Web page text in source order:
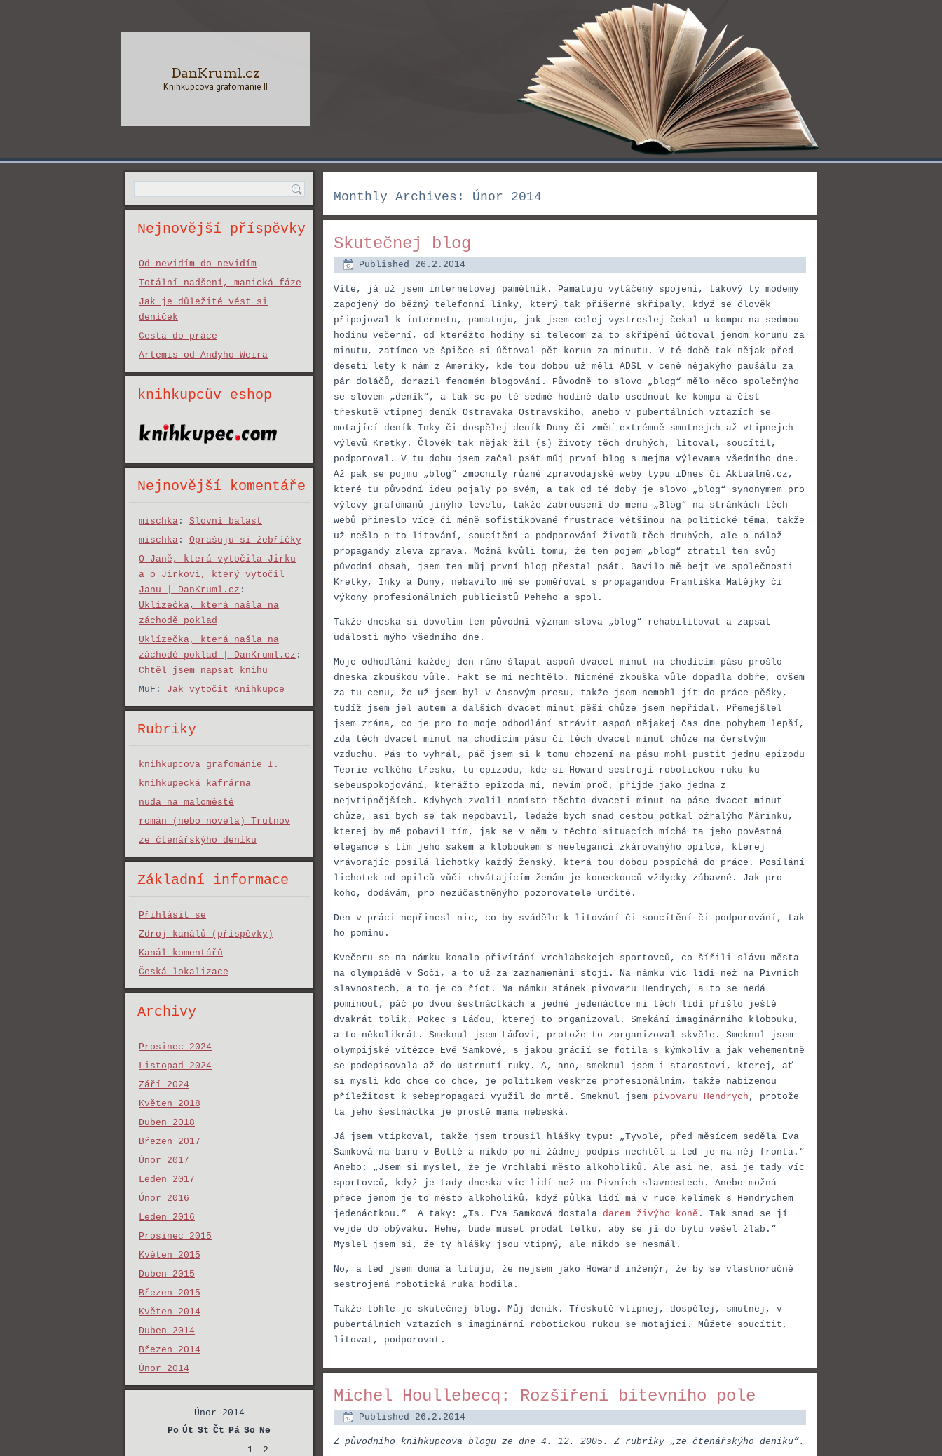
DanKruml.cz
Knihkupcova grafománie II
Nejnovější příspěvky
Od nevidím do nevidím
Totální nadšení, manická fáze
Jak je důležité vést si
deníček
Cesta do práce
Artemis od Andyho Weira
knihkupcův eshop
Nejnovější komentáře
mischka : Slovní balast
mischka : Oprašuju si žebříčky
O Janě, která vytočila Jirku
a o Jirkovi, který vytočil
Janu | DanKruml.cz :
Uklízečka, která našla na
záchodě poklad
Uklízečka, která našla na
záchodě poklad | DanKruml.cz :
Chtěl jsem napsat knihu
MuF : Jak vytočit Knihkupce
Rubriky
knihkupcova grafománie I.
knihkupecká kafrárna
nuda na maloměstě
román (nebo novela) Trutnov
ze čtenářskýho deníku
Základní informace
Přihlásit se
Zdroj kanálů (příspěvky)
Kanál komentářů
Česká lokalizace
Archivy
Prosinec 2024
Listopad 2024
Září 2024
Květen 2018
Duben 2018
Březen 2017
Únor 2017
Leden 2017
Únor 2016
Leden 2016
Prosinec 2015
Květen 2015
Duben 2015
Březen 2015
Květen 2014
Duben 2014
Březen 2014
Únor 2014
Únor 2014
Po Út St Čt Pá So Ne
1
2
Monthly Archives: Únor 2014
Skutečnej blog
Published 26.2.2014
Víte, já už jsem internetovej pamětník. Pamatuju vytáčený spojení, takový ty modemy
zapojený do běžný telefonní linky, který tak příšerně skřípaly, když se člověk
připojoval k internetu, pamatuju, jak jsem celej vystreslej čekal u kompu na sedmou
hodinu večerní, od kteréžto hodiny si telecom za to skřípění účtoval jenom korunu za
minutu, zatímco ve špičce si účtoval pět korun za minutu. V té době tak nějak před
deseti lety k nám z Ameriky, kde tou dobou už měli ADSL v ceně nějakýho paušálu za
pár doláčů, dorazil fenomén blogování. Původně to slovo „blog“ mělo něco společnýho
se slovem „deník“, a tak se po té sedmé hodině dalo usednout ke kompu a číst
třeskutě vtipnej deník Ostravaka Ostravskiho, anebo v pubertálních vztazích se
motající deník Inky či dospělej deník Duny či změť extrémně smutnejch až vtipnejch
výlevů Kretky. Člověk tak nějak žil (s) životy těch druhých, litoval, soucítil,
podporoval. V tu dobu jsem začal psát můj první blog s mejma výlevama všedního dne.
Až pak se pojmu „blog“ zmocnily různé zpravodajské weby typu iDnes či Aktuálně.cz,
které tu původní ideu pojaly po svém, a tak od té doby je slovo „blog“ synonymem pro
výlevy grafomanů jinýho levelu, takže zabrousení do menu „Blog“ na stránkách těch
webů přineslo více či méně sofistikované frustrace většinou na politické téma, takže
už nešlo o to litování, soucítění a podporování životů těch druhých, ale o nálož
propagandy zleva zprava. Možná kvůli tomu, že ten pojem „blog“ ztratil ten svůj
původní obsah, jsem ten můj první blog přestal psát. Bavilo mě bejt ve společnosti
Kretky, Inky a Duny, nebavilo mě se poměřovat s propagandou Františka Matějky či
výkony profesionálních publicistů Peheho a spol.
Takže dneska si dovolím ten původní význam slova „blog“ rehabilitovat a zapsat
události mýho všedního dne.
Moje odhodlání každej den ráno šlapat aspoň dvacet minut na chodícím pásu prošlo
dneska zkouškou vůle. Fakt se mi nechtělo. Nicméně zkouška vůle dopadla dobře, ovšem
za tu cenu, že už jsem byl v časovým presu, takže jsem nemohl jít do práce pěšky,
tudíž jsem jel autem a dalších dvacet minut pěší chůze jsem nepřidal. Přemejšlel
jsem zrána, co je pro to moje odhodlání strávit aspoň nějakej čas dne pohybem lepší,
zda těch dvacet minut na chodícím pásu či těch dvacet minut chůze na čerstvým
vzduchu. Pás to vyhrál, páč jsem si k tomu chození na pásu mohl pustit jednu epizodu
Teorie velkého třesku, tu epizodu, kde si Howard sestrojí robotickou ruku ku
sebeuspokojování, kterážto epizoda mi, nevím proč, přijde jako jedna z
nejvtipnějších. Kdybych zvolil namísto těchto dvaceti minut na páse dvacet minut
chůze, asi bych se tak nepobavil, ledaže bych snad cestou potkal ožralýho Márinku,
kterej by mě pobavil tím, jak se v něm v těchto situacích míchá ta jeho pověstná
elegance s tím jeho sakem a kloboukem s neelegancí zkárovanýho opilce, kterej
vrávorajíc posílá lichotky každý ženský, která tou dobou pospíchá do práce. Posílání
lichotek od opilců vůči chvátajícím ženám je koneckonců vždycky zábavné. Jak pro
koho, dodávám, pro nezúčastněnýho pozorovatele určitě.
Den v práci nepřinesl nic, co by svádělo k litování či soucítění či podporování, tak
ho pominu.
Kvečeru se na námku konalo přivítání vrchlabskejch sportovců, co šířili slávu města
na olympiádě v Soči, a to už za zaznamenání stojí. Na námku víc lidí než na Pivních
slavnostech, a to je co říct. Na námku stánek pivovaru Hendrych, a to se nedá
pominout, páč po dvou šestnáctkách a jedné jedenáctce mi těch lidí přišlo ještě
dvakrát tolik. Pokec s Láďou, kterej to organizoval. Smekání imaginárního klobouku,
a to několikrát. Smeknul jsem Láďovi, protože to zorganizoval skvěle. Smeknul jsem
olympijské vítězce Evě Samkové, s jakou grácií se fotila s kýmkoliv a jak vehementně
se podepisovala až do ustrnutí ruky. A, ano, smeknul jsem i starostovi, kterej, ať
si myslí kdo chce co chce, je politikem veskrze profesionálním, takže nabízenou
příležitost k sebepropagaci využil do mrtě. Smeknul jsem pivovaru Hendrych , protože
ta jeho šestnáctka je prostě mana nebeská.
Já jsem vtipkoval, takže jsem trousil hlášky typu: „Tyvole, před měsícem seděla Eva
Samková na baru v Bottě a nikdo po ní žádnej podpis nechtěl a teď je na něj fronta.“
Anebo: „Jsem si myslel, že je Vrchlabí město alkoholiků. Ale asi ne, asi je tady víc
sportovců, když je tady dneska víc lidí než na Pivních slavnostech. Anebo možná
přece jenom je to město alkoholiků, když půlka lidí má v ruce kelímek s Hendrychem
jedenáctkou.“ A taky: „Ts. Eva Samková dostala darem živýho koně . Tak snad se jí
vejde do obýváku. Hehe, bude muset prodat telku, aby se jí do bytu vešel žlab.“
Myslel jsem si, že ty hlášky jsou vtipný, ale nikdo se nesmál.
No, a teď jsem doma a lituju, že nejsem jako Howard inženýr, že by se vlastnoručně
sestrojená robotická ruka hodila.
Takže tohle je skutečnej blog. Můj deník. Třeskutě vtipnej, dospělej, smutnej, v
pubertálních vztazích s imaginární robotickou rukou se motající. Můžete soucítit,
litovat, podporovat.
Michel Houllebecq: Rozšíření bitevního pole
Published 26.2.2014
Z původního knihkupcova blogu ze dne 4. 12. 2005. Z rubriky „ze čtenářskýho deníku“.